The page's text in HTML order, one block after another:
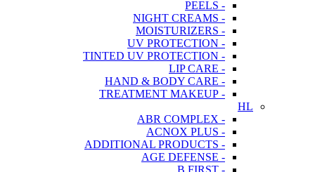
- PEELS
- NIGHT CREAMS
- MOISTURIZERS
- UV PROTECTION
- TINTED UV PROTECTION
- LIP CARE
- HAND & BODY CARE
- TREATMENT MAKEUP
HL
- ABR COMPLEX
- ACNOX PLUS
- ADDITIONAL PRODUCTS
- AGE DEFENSE
- B FIRST